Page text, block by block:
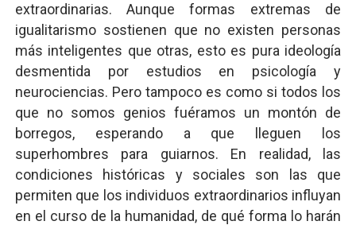
extraordinarias. Aunque formas extremas de
igualitarismo sostienen que no existen personas
más inteligentes que otras, esto es pura ideología
desmentida por estudios en psicología y
neurociencias. Pero tampoco es como si todos los
que no somos genios fuéramos un montón de
borregos, esperando a que lleguen los
superhombres para guiarnos. En realidad, las
condiciones históricas y sociales son las que
permiten que los individuos extraordinarios influyan
en el curso de la humanidad, de qué forma lo harán